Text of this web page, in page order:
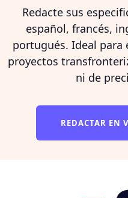
Redacte sus
español, francés,
portugués. Ideal para
proyectos
ni de
REDACTAR EN